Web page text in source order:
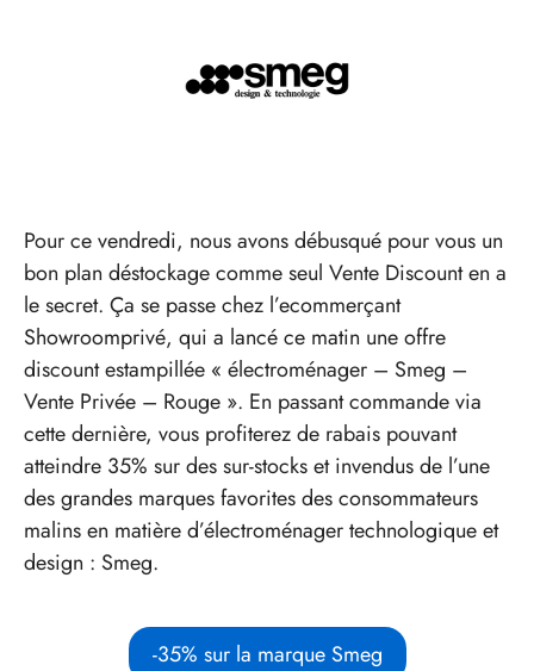
Pour ce vendredi, nous avons débusqué pour vous un
bon plan déstockage comme seul Vente Discount en a
le secret. Ça se passe chez l’ecommerçant
Showroomprivé, qui a lancé ce matin une offre
discount estampillée « électroménager – Smeg –
Vente Privée – Rouge ». En passant commande via
cette dernière, vous profiterez de rabais pouvant
atteindre 35% sur des sur-stocks et invendus de l’une
des grandes marques favorites des consommateurs
malins en matière d’électroménager technologique et
design : Smeg.
-35% sur la marque Smeg